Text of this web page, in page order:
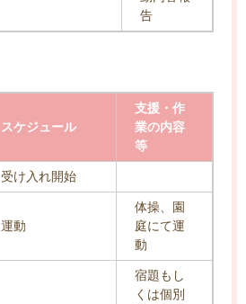
告
スケジュール
支援・作
業の内容
等
受け入れ開始
運動
体操、園
庭にて運
動
宿題もし
くは個別